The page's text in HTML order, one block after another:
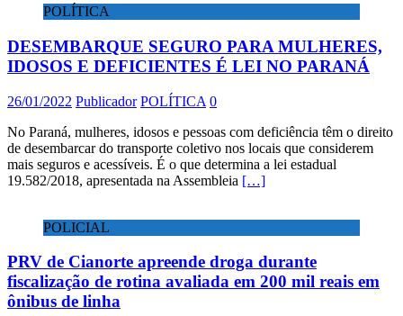
POLÍTICA
DESEMBARQUE SEGURO PARA MULHERES,
IDOSOS E DEFICIENTES É LEI NO PARANÁ
26/01/2022 Publicador POLÍTICA 0
No Paraná, mulheres, idosos e pessoas com deficiência têm o direito
de desembarcar do transporte coletivo nos locais que considerem
mais seguros e acessíveis. É o que determina a lei estadual
19.582/2018, apresentada na Assembleia […]
POLICIAL
PRV de Cianorte apreende droga durante
fiscalização de rotina avaliada em 200 mil reais em
ônibus de linha